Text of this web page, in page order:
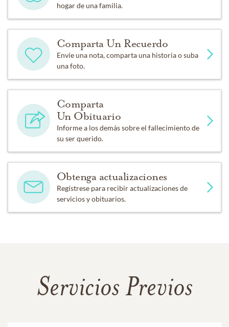
hogar de una familia.
Comparta Un Recuerdo
Envíe una nota, comparta una historia o suba
una foto.
Comparta
Un Obituario
Informe a los demás sobre el fallecimiento de
su ser querido.
Obtenga actualizaciones
Regístrese para recibir actualizaciones de
servicios y obituarios.
Servicios Previos